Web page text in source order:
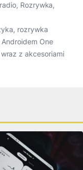
radio, Rozrywka,
, rozrywka
One
z akcesoriami